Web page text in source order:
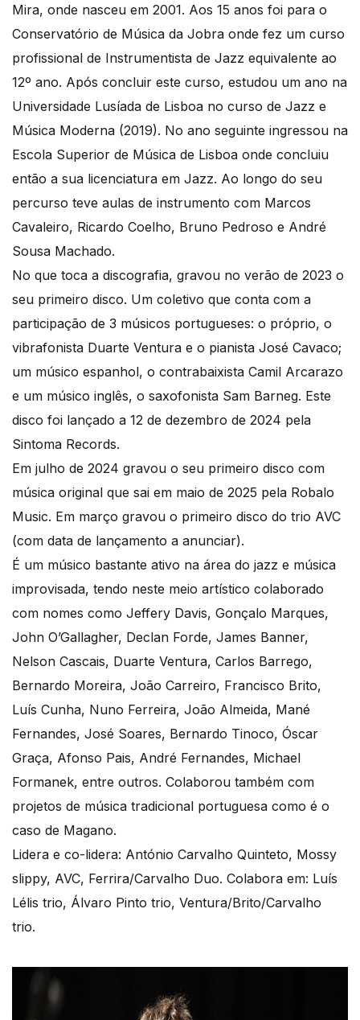
Mira, onde nasceu em 2001. Aos 15 anos foi para o
Conservatório de Música da Jobra onde fez um curso
profissional de Instrumentista de Jazz equivalente ao
12º ano. Após concluir este curso, estudou um ano na
Universidade Lusíada de Lisboa no curso de Jazz e
Música Moderna (2019). No ano seguinte ingressou na
Escola Superior de Música de Lisboa onde concluiu
então a sua licenciatura em Jazz. Ao longo do seu
percurso teve aulas de instrumento com Marcos
Cavaleiro, Ricardo Coelho, Bruno Pedroso e André
Sousa Machado.
No que toca a discografia, gravou no verão de 2023 o
seu primeiro disco. Um coletivo que conta com a
participação de 3 músicos portugueses: o próprio, o
vibrafonista Duarte Ventura e o pianista José Cavaco;
um músico espanhol, o contrabaixista Camil Arcarazo
e um músico inglês, o saxofonista Sam Barneg. Este
disco foi lançado a 12 de dezembro de 2024 pela
Sintoma Records.
Em julho de 2024 gravou o seu primeiro disco com
música original que sai em maio de 2025 pela Robalo
Music. Em março gravou o primeiro disco do trio AVC
(com data de lançamento a anunciar).
É um músico bastante ativo na área do jazz e música
improvisada, tendo neste meio artístico colaborado
com nomes como Jeffery Davis, Gonçalo Marques,
John O’Gallagher, Declan Forde, James Banner,
Nelson Cascais, Duarte Ventura, Carlos Barrego,
Bernardo Moreira, João Carreiro, Francisco Brito,
Luís Cunha, Nuno Ferreira, João Almeida, Mané
Fernandes, José Soares, Bernardo Tinoco, Óscar
Graça, Afonso Pais, André Fernandes, Michael
Formanek, entre outros. Colaborou também com
projetos de música tradicional portuguesa como é o
caso de Magano.
Lidera e co-lidera: António Carvalho Quinteto, Mossy
slippy, AVC, Ferrira/Carvalho Duo. Colabora em: Luís
Lélis trio, Álvaro Pinto trio, Ventura/Brito/Carvalho
trio.